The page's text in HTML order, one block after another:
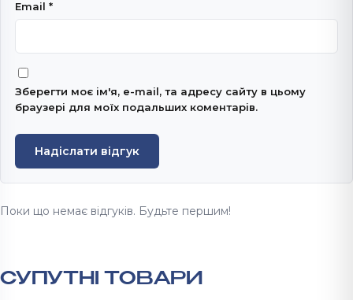
Email *
Зберегти моє ім'я, e-mail, та адресу сайту в цьому
браузері для моїх подальших коментарів.
Надіслати відгук
Поки що немає відгуків. Будьте першим!
СУПУТНІ ТОВАРИ